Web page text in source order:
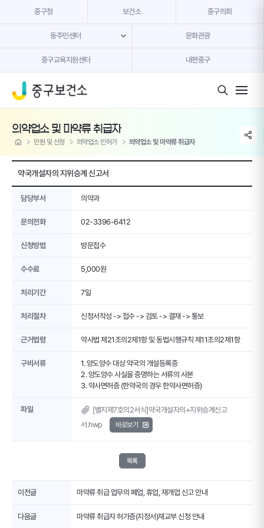
중구청 보건소 중구의회
동주민센터 문화관광
중구교육지원센터 내편중구
의약업소 및 마약류 취급자
home 민원 및 신청 의약업소 인허가 의약업소 및 마약류 취급자
share
약국개설자의 지위승계 신고서
담당부서 의약과
문의전화 02-3396-6412
신청방법 방문접수
수수료 5,000원
처리기간 7일
처리절차 신청서작성 -> 접수 -> 검토 -> 결재 -> 통보
근거법령 약사법 제21조의2제1항 및 동법시행규칙 제11조의2제1항
구비서류
1. 양도양수 대상 약국의 개설등록증
2. 양도양수 사실을 증명하는 서류의 사본
3. 약사면허증 (한약국의 경우 한약사면허증)
파일
[별지제7호의2서식]약국개설자의+지위승계신고
서.hwp
바로보기
목록
이전글 마약류 취급 업무의 폐업, 휴업, 재개업 신고 안내
다음글 마약류 취급자 허가증(지정서)재교부 신청 안내